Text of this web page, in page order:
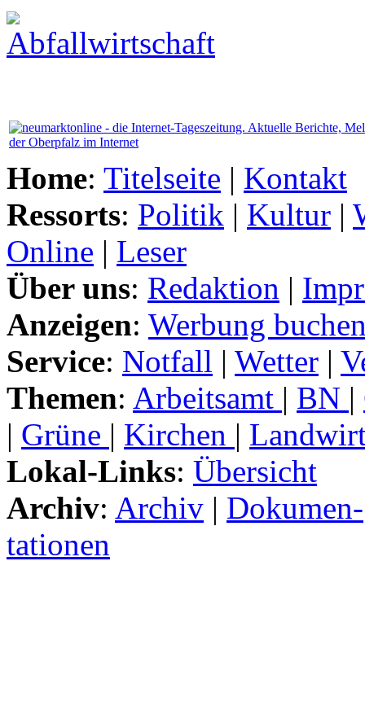
Home: Titelseite | Kontakt
Ressorts: Politik | Kultur |
Online | Leser
Über uns: Redaktion |
Anzeigen: Werbung
Service: Notfall | Wetter |
Themen: Arbeitsamt | BN |
| Grüne | Kirchen |
Lokal-Links: Übersicht
Archiv: Archiv | Dokumen-
tationen